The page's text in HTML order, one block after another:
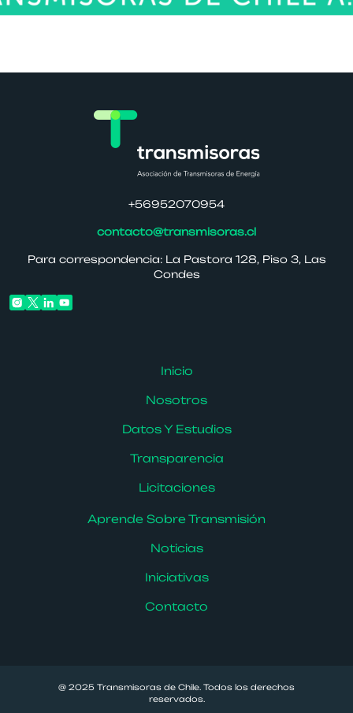
+56952070954
contacto@transmisoras.cl
Para correspondencia: La Pastora 128, Piso 3, Las
Condes
Inicio
Nosotros
Datos Y Estudios
Transparencia
Licitaciones
Aprende Sobre Transmisión
Noticias
Iniciativas
Contacto
@ 2025 Transmisoras de Chile. Todos los derechos
reservados.